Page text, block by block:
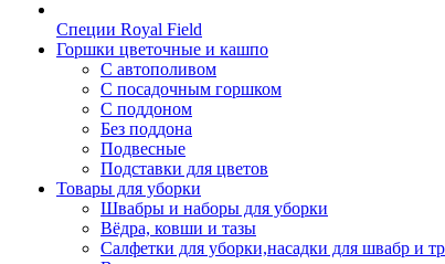
Специи Royal Field
Горшки цветочные и кашпо
С автополивом
С посадочным горшком
С поддоном
Без поддона
Подвесные
Подставки для цветов
Товары для уборки
Швабры и наборы для уборки
Вёдра, ковши и тазы
Салфетки для уборки,насадки для швабр и